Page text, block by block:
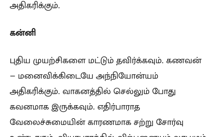
அதிகரிக்கும்.
கன்னி
புதிய முயற்சிகளை மட்டும் தவிர்க்கவும். கணவன்
– மனைவிக்கிடையே அந்நியோன்யம்
அதிகரிக்கும். வாகனத்தில் செல்லும் போது
கவனமாக இருக்கவும். எதிர்பாராத
வேலைச்சுமையின் காரணமாக சற்று சோர்வு